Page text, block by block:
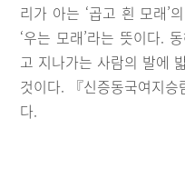
리가 아는 ‘곱고 흰 모래’
‘우는 모래’라는 뜻이다.
고 지나가는 사람의 발에
것이다. 『신증동국여지
다.